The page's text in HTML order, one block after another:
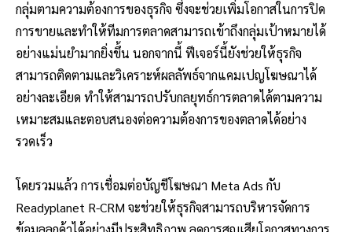
กลุ่มตามความต้องการของธุรกิจ ซึ่งจะช่วยเพิ่มโอกาสในการปิด
การขายและทำให้ทีมการตลาดสามารถเข้าถึงกลุ่มเป้าหมายได้
อย่างแม่นยำมากยิ่งขึ้น นอกจากนี้ ฟีเจอร์นี้ยังช่วยให้ธุรกิจ
สามารถติดตามและวิเคราะห์ผลลัพธ์จากแคมเปญโฆษณาได้
อย่างละเอียด ทำให้สามารถปรับกลยุทธ์การตลาดได้ตามความ
เหมาะสมและตอบสนองต่อความต้องการของตลาดได้อย่าง
รวดเร็ว
โดยรวมแล้ว การเชื่อมต่อบัญชีโฆษณา Meta Ads กับ
Readyplanet R-CRM จะช่วยให้ธุรกิจสามารถบริหารจัดการ